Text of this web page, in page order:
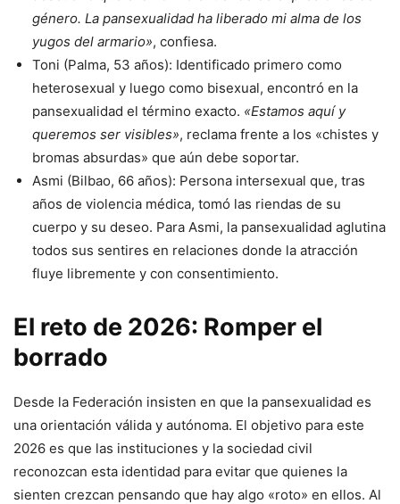
género. La pansexualidad ha liberado mi alma de los
yugos del armario», confiesa.
Toni (Palma, 53 años): Identificado primero como
heterosexual y luego como bisexual, encontró en la
pansexualidad el término exacto. «Estamos aquí y
queremos ser visibles», reclama frente a los «chistes y
bromas absurdas» que aún debe soportar.
Asmi (Bilbao, 66 años): Persona intersexual que, tras
años de violencia médica, tomó las riendas de su
cuerpo y su deseo. Para Asmi, la pansexualidad aglutina
todos sus sentires en relaciones donde la atracción
fluye libremente y con consentimiento.
El reto de 2026: Romper el
borrado
Desde la Federación insisten en que la pansexualidad es
una orientación válida y autónoma. El objetivo para este
2026 es que las instituciones y la sociedad civil
reconozcan esta identidad para evitar que quienes la
sienten crezcan pensando que hay algo «roto» en ellos. Al